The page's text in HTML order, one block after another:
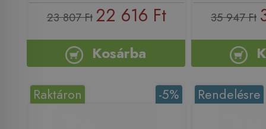
23 807 Ft 22 616 Ft
Kosárba
35 947 Ft
-5%
Raktáron Rendelésre